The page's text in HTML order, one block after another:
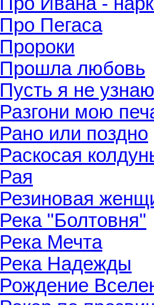
Про Пегаса
Пророки
Прошла любовь
Пусть я не узнаю
Разгони мою
Рано или поздно
Раскосая
Рая
Резиновая
Река "Болтовня"
Река Мечта
Река Надежды
Рождение